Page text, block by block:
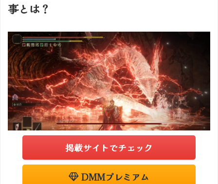
事とは？
掲載サイトでチェック
DMMプレミアム